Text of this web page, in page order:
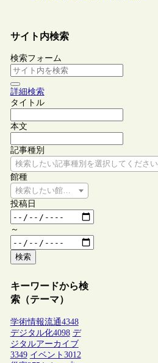
サイト内検索
検索フォーム
詳細検索
タイトル
本文
記事種別
検索したい記事種別を選択してください
館種
検索したい館種を選択してください
投稿日
～
検索
キーワードから検
索（テーマ）
学術情報流通4348
デジタル化4098 デ
ジタルアーカイブ
3349 イベント 3012